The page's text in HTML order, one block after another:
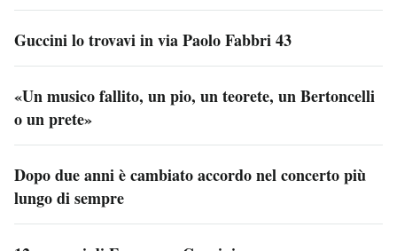
Guccini lo trovavi in via Paolo Fabbri 43
«Un musico fallito, un pio, un teorete, un Bertoncelli
o un prete»
Dopo due anni è cambiato accordo nel concerto più
lungo di sempre